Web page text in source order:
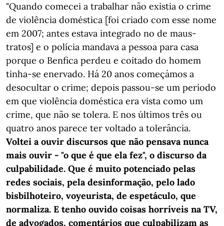
"Quando comecei a trabalhar não existia o crime
de violência doméstica [foi criado com esse nome
em 2007; antes estava integrado no de maus-
tratos] e o polícia mandava a pessoa para casa
porque o Benfica perdeu e coitado do homem
tinha-se enervado. Há 20 anos começámos a
desocultar o crime; depois passou-se um período
em que violência doméstica era vista como um
crime, que não se tolera. E nos últimos três ou
quatro anos parece ter voltado a tolerância.
Voltei a ouvir discursos que não pensava nunca
mais ouvir - "o que é que ela fez", o discurso da
culpabilidade. Que é muito potenciado pelas
redes sociais, pela desinformação, pelo lado
bisbilhoteiro, voyeurista, de espetáculo, que
normaliza. E tenho ouvido coisas horríveis na TV,
de advogados, comentários que culpabilizam as